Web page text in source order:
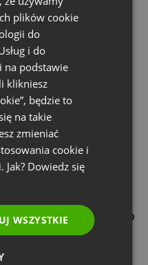
w swoim
zarówno Zoom,
do obszernej
pomogą Ci
wydarzeniom
Webinars nie
możesz wobec
jej zakupem.
zasadzie: masz do
funkcji
Nie
FRENCH
RUSSIAN
SPANISH
ITALIAN
plików cookie
do
i do
na podstawie
klikniesz
będzie to
na takie
zmieniać
cookie i
Dowiedz się
WSZYSTKIE